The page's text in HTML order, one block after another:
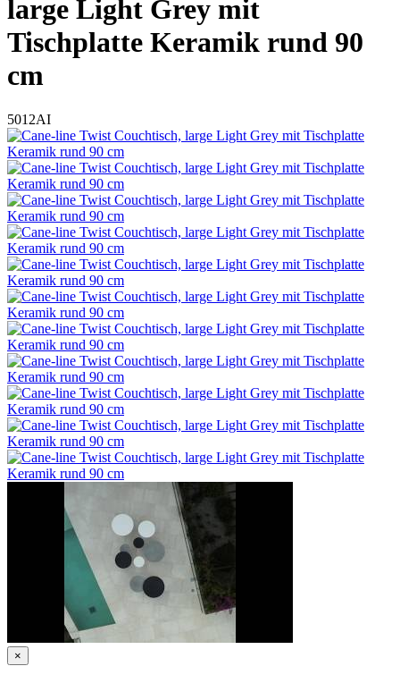
large Light Grey mit
Tischplatte Keramik rund 90
cm
5012AI
×